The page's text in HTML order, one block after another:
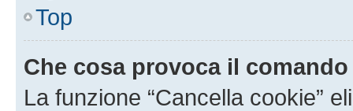
Top
Che cosa provoca il
La funzione “Cancella cookie”